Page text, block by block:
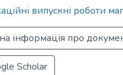
випускні роботи
інформація про
Scholar